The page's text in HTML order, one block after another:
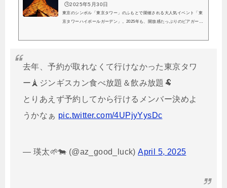
🕒️2025年5月30日
東京のシンボル「東京タワー」のふもとで開催される大人気イベント「東
京タワーハイボールガーデン」。2025年も、開放感たっぷりのビアガーデ
ンは、東京の象徴「東京タワー」のふもとで毎年春から秋に開催される人
去年、予約が取れなくて行けなかった東京タワ
ー🗼ジンギスカン食べ放題＆飲み放題🐏
とりあえず予約してから行けるメンバー決めよ
うかなぁ pic.twitter.com/4UPjyYysDc
— 瑛太🌱🐄 (@az_good_luck)April 5, 2025